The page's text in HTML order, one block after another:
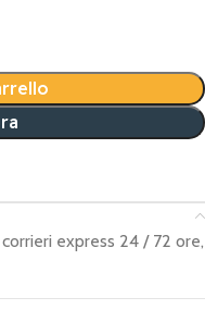
express 24 / 72 ore,